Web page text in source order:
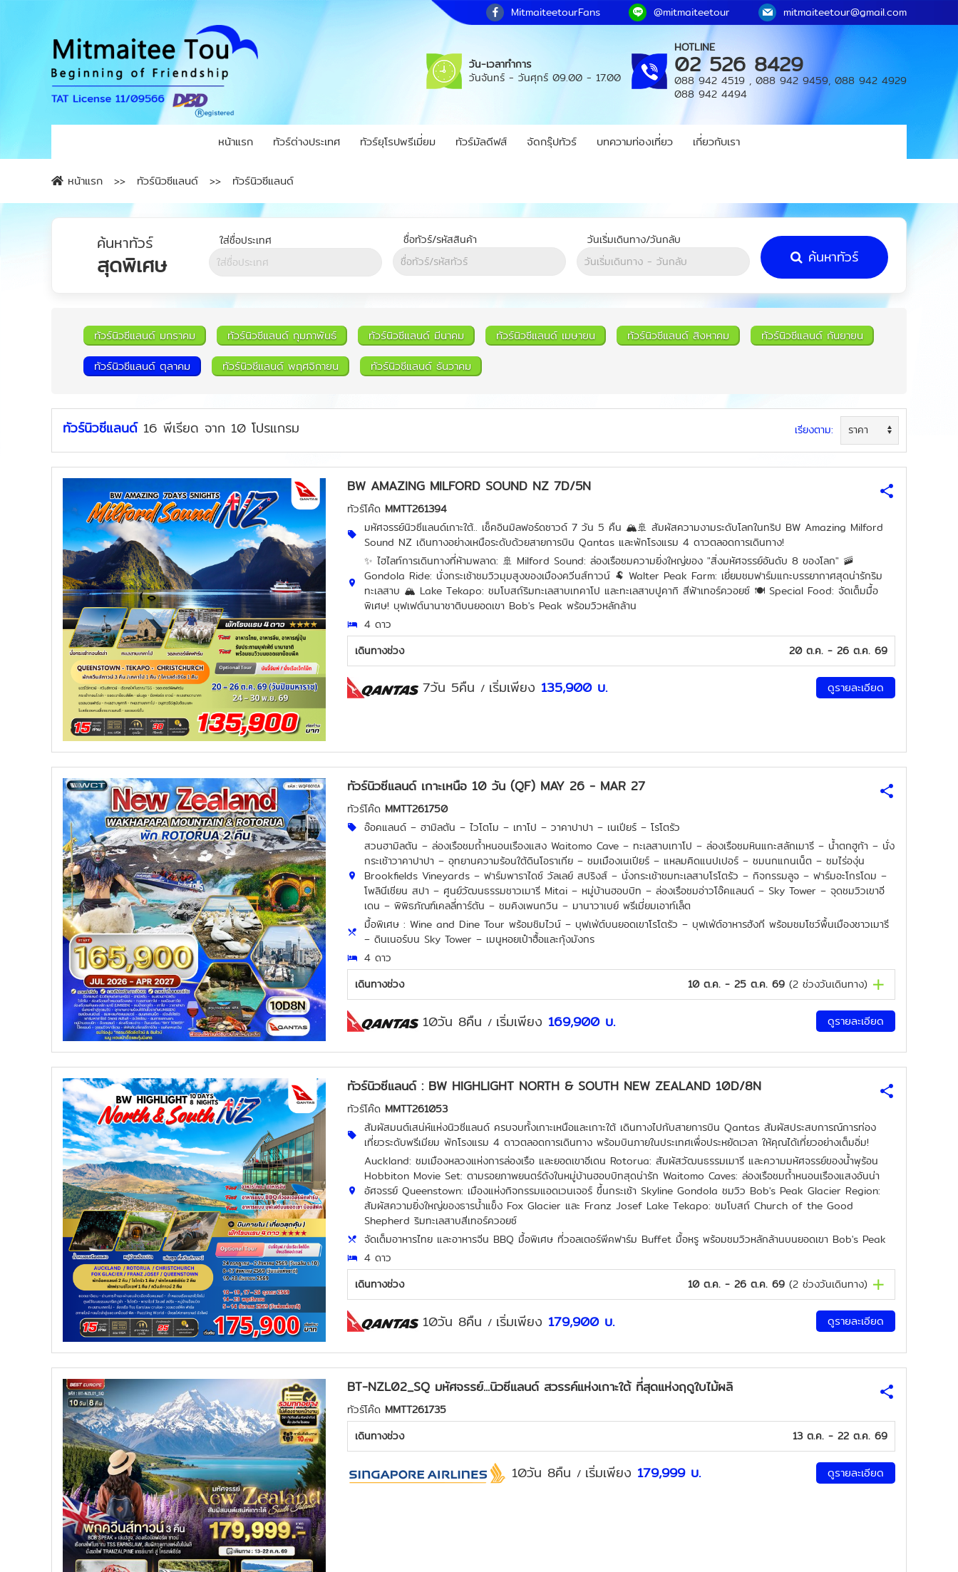
MitmaiteetourFans @mitmaiteetour mitmaiteetour@gmail.com
วัน-เวลาทำการ
วันจันทร์ - วันศุกร์ 09.00 - 17.00
HOTLINE
02 526 8429
088 942 4519 , 088 942 9459, 088 942 4929
088 942 4494
หน้าแรก ทัวร์ต่างประเทศ ทัวร์ยุโรปพรีเมี่ยม ทัวร์มัลดีฟส์ จัดกรุ๊ปทัวร์ บทความท่องเที่ยว เกี่ยวกับเรา
หน้าแรก ทัวร์นิวซีแลนด์ ทัวร์นิวซีแลนด์
ค้นหาทัวร์
สุดพิเศษ ค้นหาทัวร์
ทัวร์นิวซีแลนด์ มกราคม ทัวร์นิวซีแลนด์ กุมภาพันธ์ ทัวร์นิวซีแลนด์ มีนาคม ทัวร์นิวซีแลนด์ เมษายน ทัวร์นิวซีแลนด์ สิงหาคม
ทัวร์นิวซีแลนด์ กันยายน
ทัวร์นิวซีแลนด์ ตุลาคม
ทัวร์นิวซีแลนด์ พฤศจิกายน ทัวร์นิวซีแลนด์ ธันวาคม
ทัวร์นิวซีแลนด์ 16 พีเรียด จาก 10 โปรแกรม เรียงตาม:
BW AMAZING MILFORD SOUND NZ 7D/5N
ทัวร์โค๊ด MMTT261394
มหัศจรรย์นิวซีแลนด์เกาะใต้.. เช็คอินมิลฟอร์ดซาวด์ 7 วัน 5 คืน 🏔️🚢 สัมผัสความงามระดับโลกในทริป BW Amazing Milford
Sound NZ เดินทางอย่างเหนือระดับด้วยสายการบิน Qantas และพักโรงแรม 4 ดาวตลอดการเดินทาง!
✨ ไฮไลท์การเดินทางที่ห้ามพลาด: 🚢 Milford Sound: ล่องเรือชมความยิ่งใหญ่ของ "สิ่งมหัศจรรย์อันดับ 8 ของโลก" 🚠
Gondola Ride: นั่งกระเช้าชมวิวมุมสูงของเมืองควีนส์ทาวน์ 🐏 Walter Peak Farm: เยี่ยมชมฟาร์มแกะบรรยากาศสุดน่ารักริม
ทะเลสาบ 🏔️ Lake Tekapo: ชมโบสถ์ริมทะเลสาบเทคาโป และทะเลสาบปูคากิ สีฟ้าเทอร์ควอยซ์ 🍽️ Special Food: จัดเต็มมื้อ
พิเศษ! บุฟเฟต์นานาชาติบนยอดเขา Bob's Peak พร้อมวิวหลักล้าน
4 ดาว
เดินทางช่วง
20 ต.ค. - 26 ต.ค. 69
7วัน 5คืน / เริ่มเพียง 135,900 บ. ดูรายละเอียด
ทัวร์นิวซีแลนด์ เกาะเหนือ 10 วัน (QF) MAY 26 - MAR 27
ทัวร์โค๊ด MMTT261750
อ๊อคแลนด์ – ฮามิลตัน – ไวโตโม – เทาโป – วาคาปาปา – เนเปียร์ – โรโตรัว
สวนฮามิลตัน – ล่องเรือชมถ้ำหนอนเรืองแสง Waitomo Cave – ทะเลสาบเทาโป – ล่องเรือชมหินแกะสลักเมารี – น้ำตกฮูก้า – นั่ง
กระเช้าวาคาปาปา – อุทยานความร้อนใต้ดินโอราเกีย – ชมเมืองเนเปียร์ – แหลมคิดแนปเปอร์ – ชมนกแกนเน็ต – ชมไร่องุ่น
Brookfields Vineyards – ฟาร์มพาราไดซ์ วัลเลย์ สปริงส์ – นั่งกระเช้าชมทะเลสาบโรโตรัว – กิจกรรมลูจ – ฟาร์มอะโกรโดม –
โพลินีเชียน สปา – ศูนย์วัฒนธรรมชาวเมารี Mitai – หมู่บ้านฮอบบิท – ล่องเรือชมอ่าวโอ๊คแลนด์ – Sky Tower – จุดชมวิวเขาอี
เดน – พิพิธภัณฑ์เคลลี่ทาร์ตัน – ชมคิงเพนกวิน – มานาวาเบย์ พรีเมี่ยมเอาท์เล็ต
มื้อพิเศษ : Wine and Dine Tour พร้อมชิมไวน์ – บุฟเฟ่ต์บนยอดเขาโรโตรัว – บุฟเฟ่ต์อาหารฮังกี พร้อมชมโชว์พื้นเมืองชาวเมารี
– ดินเนอร์บน Sky Tower – เมนูหอยเป๋าฮื้อและกุ้งมังกร
4 ดาว
เดินทางช่วง
10 ต.ค. - 25 ต.ค. 69 (2ช่วงวันเดินทาง)
10วัน 8คืน / เริ่มเพียง 169,900 บ. ดูรายละเอียด
ทัวร์นิวซีแลนด์ : BW HIGHLIGHT NORTH & SOUTH NEW ZEALAND 10D/8N
ทัวร์โค๊ด MMTT261053
สัมผัสมนต์เสน่ห์แห่งนิวซีแลนด์ ครบจบทั้งเกาะเหนือและเกาะใต้ เดินทางไปกับสายการบิน Qantas สัมผัสประสบการณ์การท่อง
เที่ยวระดับพรีเมียม พักโรงแรม 4 ดาวตลอดการเดินทาง พร้อมบินภายในประเทศเพื่อประหยัดเวลา ให้คุณได้เที่ยวอย่างเต็มอิ่ม!
Auckland: ชมเมืองหลวงแห่งการล่องเรือ และยอดเขาอีเดน Rotorua: สัมผัสวัฒนธรรมเมารี และความมหัศจรรย์ของน้ำพุร้อน
Hobbiton Movie Set: ตามรอยภาพยนตร์ดังในหมู่บ้านฮอบบิทสุดน่ารัก Waitomo Caves: ล่องเรือชมถ้ำหนอนเรืองแสงอันน่า
อัศจรรย์ Queenstown: เมืองแห่งกิจกรรมแอดเวนเจอร์ ขึ้นกระเช้า Skyline Gondola ชมวิว Bob's Peak Glacier Region:
สัมผัสความยิ่งใหญ่ของธารน้ำแข็ง Fox Glacier และ Franz Josef Lake Tekapo: ชมโบสถ์ Church of the Good
Shepherd ริมทะเลสาบสีเทอร์ควอยซ์
จัดเต็มอาหารไทย และอาหารจีน BBQ มื้อพิเศษ ที่วอลเตอร์พีคฟาร์ม Buffet มื้อหรู พร้อมชมวิวหลักล้านบนยอดเขา Bob's Peak
4 ดาว
เดินทางช่วง
10 ต.ค. - 26 ต.ค. 69 (2ช่วงวันเดินทาง)
10วัน 8คืน / เริ่มเพียง 179,900 บ. ดูรายละเอียด
BT-NZL02_SQ มหัศจรรย์...นิวซีแลนด์ สวรรค์แห่งเกาะใต้ ที่สุดแห่งฤดูใบไม้ผลิ
ทัวร์โค๊ด MMTT261735
เดินทางช่วง
13 ต.ค. - 22 ต.ค. 69
10วัน 8คืน / เริ่มเพียง 179,999 บ. ดูรายละเอียด